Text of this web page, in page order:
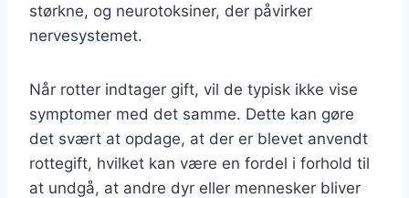
størkne, og neurotoksiner, der påvirker
nervesystemet.
Når rotter indtager gift, vil de typisk ikke vise
symptomer med det samme. Dette kan gøre
det svært at opdage, at der er blevet anvendt
rottegift, hvilket kan være en fordel i forhold til
at undgå, at andre dyr eller mennesker bliver